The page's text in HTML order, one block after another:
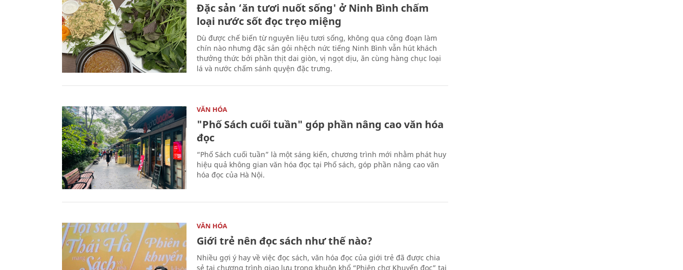
Đặc sản ‘ăn tươi nuốt sống' ở Ninh Bình chấm
loại nước sốt đọc trẹo miệng
Dù được chế biến từ nguyên liệu tươi sống, không qua công đoạn làm
chín nào nhưng đặc sản gỏi nhệch nức tiếng Ninh Bình vẫn hút khách
thưởng thức bởi phần thịt dai giòn, vị ngọt dịu, ăn cùng hàng chục loại
lá và nước chấm sánh quyện đặc trưng.
VĂN HÓA
"Phố Sách cuối tuần" góp phần nâng cao văn hóa
đọc
“Phố Sách cuối tuần” là một sáng kiến, chương trình mới nhằm phát huy
hiệu quả không gian văn hóa đọc tại Phố sách, góp phần nâng cao văn
hóa đọc của Hà Nội.
VĂN HÓA
Giới trẻ nên đọc sách như thế nào?
Nhiều gợi ý hay về việc đọc sách, văn hóa đọc của giới trẻ đã được chia
sẻ tại chương trình giao lưu trong khuôn khổ “Phiên chợ Khuyến đọc” tại